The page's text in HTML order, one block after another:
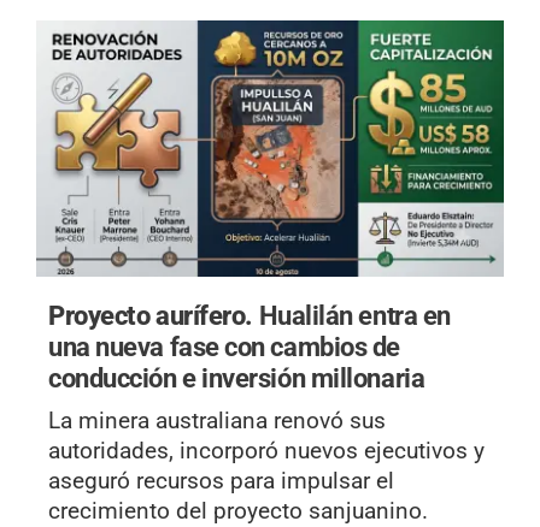
Proyecto aurífero. Hualilán entra en
una nueva fase con cambios de
conducción e inversión millonaria
La minera australiana renovó sus
autoridades, incorporó nuevos ejecutivos y
aseguró recursos para impulsar el
crecimiento del proyecto sanjuanino.